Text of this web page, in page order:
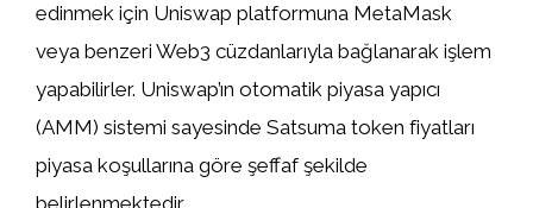
edinmek için Uniswap platformuna MetaMask
veya benzeri Web3 cüzdanlarıyla bağlanarak işlem
yapabilirler. Uniswap’ın otomatik piyasa yapıcı
(AMM) sistemi sayesinde Satsuma token fiyatları
piyasa koşullarına göre şeffaf şekilde
belirlenmektedir.